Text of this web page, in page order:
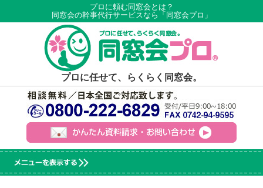
プロに頼む同窓会とは？
同窓会の幹事代行サービスなら「同窓会プロ」
プロに任せて、らくらく同窓会。